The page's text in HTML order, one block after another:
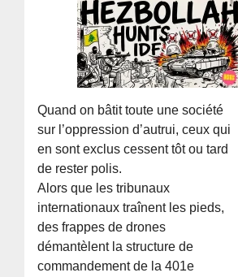
Quand on bâtit toute une société
sur l’oppression d’autrui, ceux qui
en sont exclus cessent tôt ou tard
de rester polis.
Alors que les tribunaux
internationaux traînent les pieds,
des frappes de drones
démantèlent la structure de
commandement de la 401e